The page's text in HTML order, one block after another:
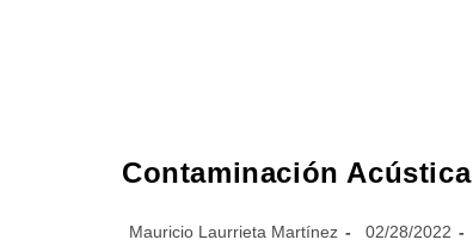
Contaminación Acústica
Mauricio Laurrieta Martínez 02/28/2022